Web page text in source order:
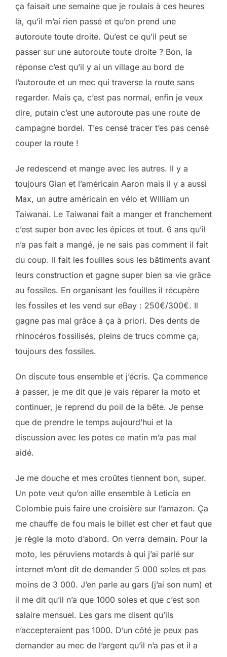
ça faisait une semaine que je roulais à ces heures
là, qu’il m’ai rien passé et qu’on prend une
autoroute toute droite. Qu’est ce qu’il peut se
passer sur une autoroute toute droite ? Bon, la
réponse c’est qu’il y ai un village au bord de
l’autoroute et un mec qui traverse la route sans
regarder. Mais ça, c’est pas normal, enfin je veux
dire, putain c’est une autoroute pas une route de
campagne bordel. T’es censé tracer t’es pas censé
couper la route !
Je redescend et mange avec les autres. Il y a
toujours Gian et l’américain Aaron mais il y a aussi
Max, un autre américain en vélo et William un
Taiwanai. Le Taiwanai fait a manger et franchement
c’est super bon avec les épices et tout. 6 ans qu’il
n’a pas fait a mangé, je ne sais pas comment il fait
du coup. Il fait les fouilles sous les bâtiments avant
leurs construction et gagne super bien sa vie grâce
au fossiles. En organisant les fouilles il récupère
les fossiles et les vend sur eBay : 250€/300€. Il
gagne pas mal grâce à ça à priori. Des dents de
rhinocéros fossilisés, pleins de trucs comme ça,
toujours des fossiles.
On discute tous ensemble et j’écris. Ça commence
à passer, je me dit que je vais réparer la moto et
continuer, je reprend du poil de la bête. Je pense
que de prendre le temps aujourd’hui et la
discussion avec les potes ce matin m’a pas mal
aidé.
Je me douche et mes croûtes tiennent bon, super.
Un pote veut qu’on aille ensemble à Leticia en
Colombie puis faire une croisière sur l’amazon. Ça
me chauffe de fou mais le billet est cher et faut que
je règle la moto d’abord. On verra demain. Pour la
moto, les péruviens motards à qui j’ai parlé sur
internet m’ont dit de demander 5 000 soles et pas
moins de 3 000. J’en parle au gars (j’ai son num) et
il me dit qu’il n’a que 1000 soles et que c’est son
salaire mensuel. Les gars me disent qu’ils
n’accepteraient pas 1000. D’un côté je peux pas
demander au mec de l’argent qu’il n’a pas et il a